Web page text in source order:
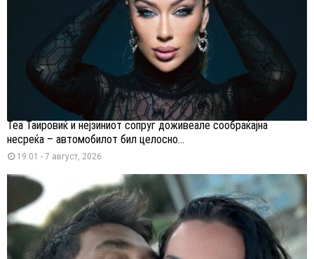
Теа Таировиќ и нејзиниот сопруг доживеале сообраќајна
несреќа – автомобилот бил целосно...
19:01 - 7 август, 2026